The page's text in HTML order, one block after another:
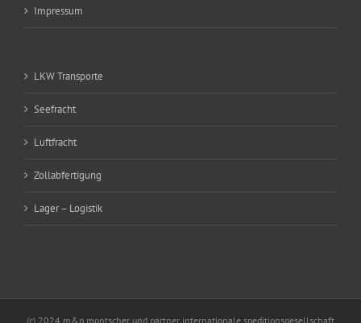
Impressum
LKW Transporte
Seefracht
Luftfracht
Zollabfertigung
Lager – Logistik
(c) 2024 m&p montscher und partner internationale speditionsgesellschaft